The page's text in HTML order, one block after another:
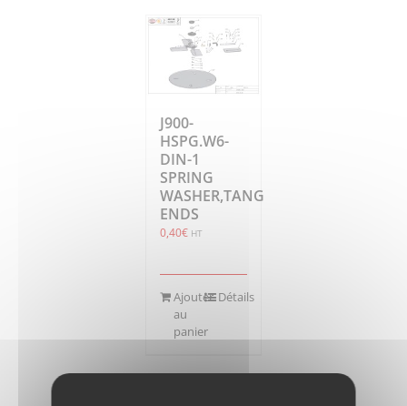
J900-
HSPG.W6-
DIN-1
SPRING
WASHER,TANG
ENDS
0,40€ HT
Ajouter
au
panier
Détails